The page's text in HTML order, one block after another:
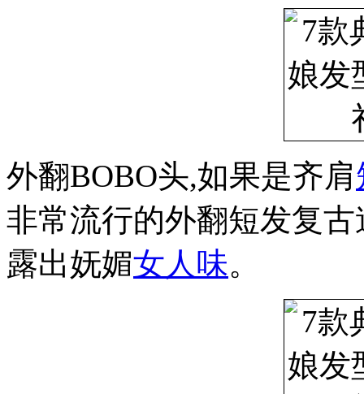
外翻BOBO头,如果是齐肩
非常流行的外翻短发复
露出妩媚女人味。